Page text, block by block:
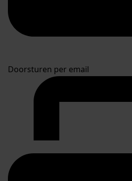
Doorsturen per email